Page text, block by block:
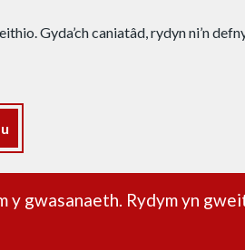
Gyda’ch caniatâd, rydyn ni’n
y gwasanaeth. Rydym yn